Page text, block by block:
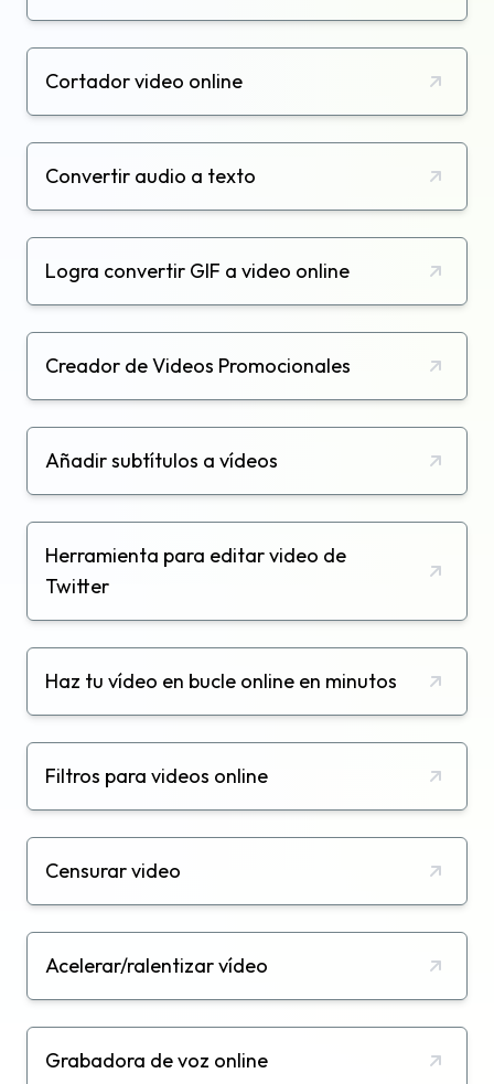
Cortador video online
Convertir audio a texto
Logra convertir GIF a video online
Creador de Videos Promocionales
Añadir subtítulos a vídeos
Herramienta para editar video de
Twitter
Haz tu vídeo en bucle online en minutos
Filtros para videos online
Censurar video
Acelerar/ralentizar vídeo
Grabadora de voz online